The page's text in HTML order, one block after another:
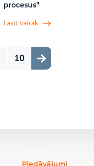
procesus”
Lasīt vairāk
Page
10
Piedāvājumi